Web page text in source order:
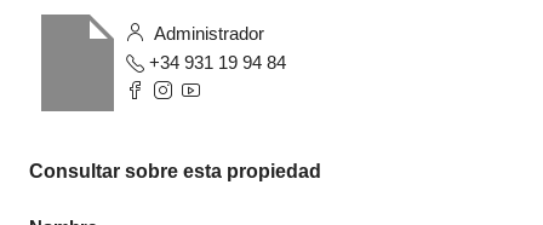
Administrador
+34 931 19 94 84
Consultar sobre esta propiedad